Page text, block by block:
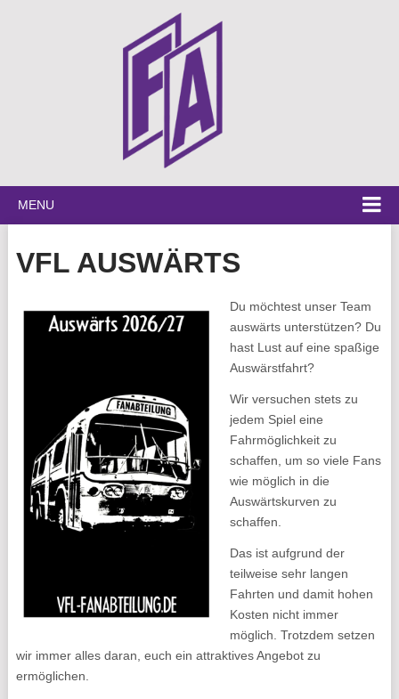
MENU
VFL AUSWÄRTS
Du möchtest unser Team
auswärts unterstützen? Du
hast Lust auf eine spaßige
Auswärstfahrt?
Wir versuchen stets zu
jedem Spiel eine
Fahrmöglichkeit zu
schaffen, um so viele Fans
wie möglich in die
Auswärtskurven zu
schaffen.
Das ist aufgrund der
teilweise sehr langen
Fahrten und damit hohen
Kosten nicht immer
möglich. Trotzdem setzen
wir immer alles daran, euch ein attraktives Angebot zu
ermöglichen.